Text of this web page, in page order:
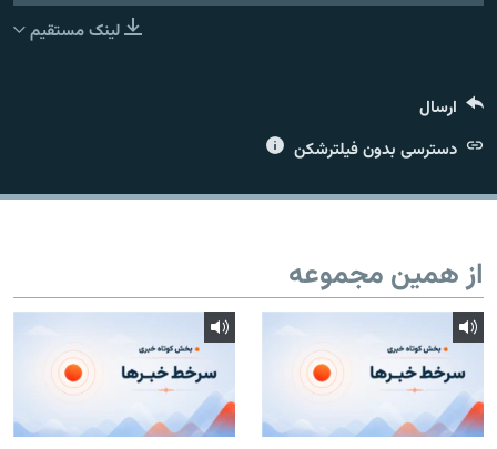
لینک مستقیم
ارسال
دسترسی بدون فیلترشکن
از همین مجموعه